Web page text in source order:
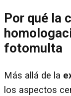
Por qué la
fotomulta
Más allá de la
los aspectos